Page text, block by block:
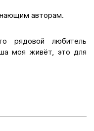
авторам.
рядовой любитель
моя живёт, это для